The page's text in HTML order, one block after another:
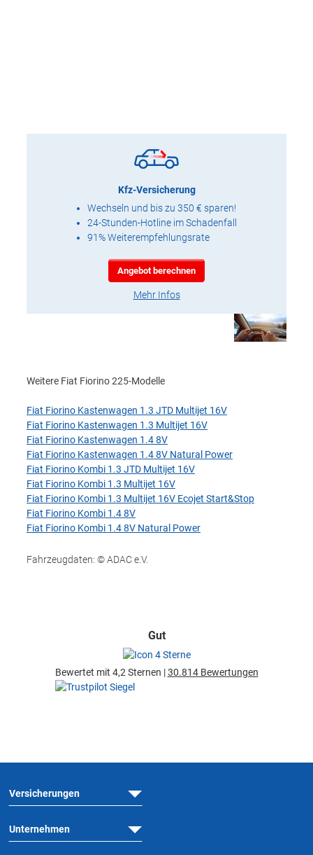
Kfz-Versicherung
Wechseln und bis zu 350 € sparen!
24-Stunden-Hotline im Schadenfall
91% Weiterempfehlungsrate
Angebot berechnen
Mehr Infos
Weitere Fiat Fiorino 225-Modelle
Fiat Fiorino Kastenwagen 1.3 JTD Multijet 16V
Fiat Fiorino Kastenwagen 1.3 Multijet 16V
Fiat Fiorino Kastenwagen 1.4 8V
Fiat Fiorino Kastenwagen 1.4 8V Natural Power
Fiat Fiorino Kombi 1.3 JTD Multijet 16V
Fiat Fiorino Kombi 1.3 Multijet 16V
Fiat Fiorino Kombi 1.3 Multijet 16V Ecojet Start&Stop
Fiat Fiorino Kombi 1.4 8V
Fiat Fiorino Kombi 1.4 8V Natural Power
Fahrzeugdaten: © ADAC e.V.
Gut
Bewertet mit 4,2 Sternen |30.814 Bewertungen
Versicherungen
Unternehmen